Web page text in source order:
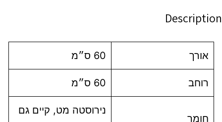
Description
אורך 60 ס״מ
רוחב 60 ס״מ
חומר
נירוסטה מט, קיים גם